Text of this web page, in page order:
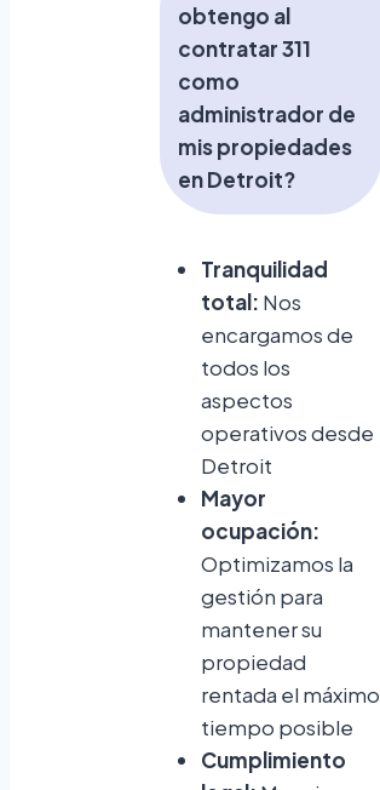
obtengo al
contratar 311
como
administrador de
mis propiedades
en Detroit?
Tranquilidad
total: Nos
encargamos de
todos los
aspectos
operativos desde
Detroit
Mayor
ocupación:
Optimizamos la
gestión para
mantener su
propiedad
rentada el máximo
tiempo posible
Cumplimiento